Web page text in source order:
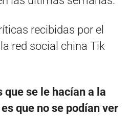
recibidas por el
red social china Tik
que se le hacían a la
que no se podían ver